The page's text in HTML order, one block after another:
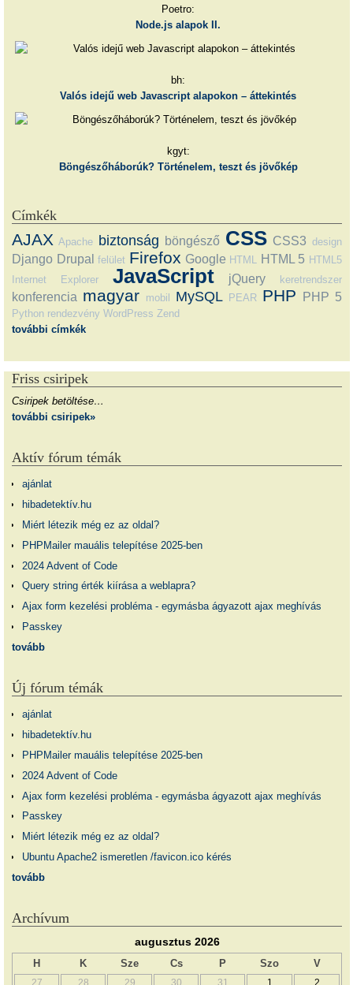
Poetro:
Node.js alapok II.
bh:
Valós idejű web Javascript alapokon – áttekintés
kgyt:
Böngészőháborúk? Történelem, teszt és jövőkép
Címkék
AJAX Apache biztonság böngésző CSS CSS3 design
Django Drupal felület Firefox Google HTML HTML 5 HTML5
Internet Explorer
JavaScript jQuery keretrendszer
konferencia magyar mobil MySQL PEAR PHP PHP 5
Python rendezvény WordPress Zend
további címkék
Friss csiripek
Csiripek betöltése…
további csiripek»
Aktív fórum témák
ajánlat
hibadetektív.hu
Miért létezik még ez az oldal?
PHPMailer mauális telepítése 2025-ben
2024 Advent of Code
Query string érték kiírása a weblapra?
Ajax form kezelési probléma - egymásba ágyazott ajax meghívás
Passkey
tovább
Új fórum témák
ajánlat
hibadetektív.hu
PHPMailer mauális telepítése 2025-ben
2024 Advent of Code
Ajax form kezelési probléma - egymásba ágyazott ajax meghívás
Passkey
Miért létezik még ez az oldal?
Ubuntu Apache2 ismeretlen /favicon.ico kérés
tovább
Archívum
augusztus 2026
H K Sze Cs P Szo V
27 28 29 30 31 1 2